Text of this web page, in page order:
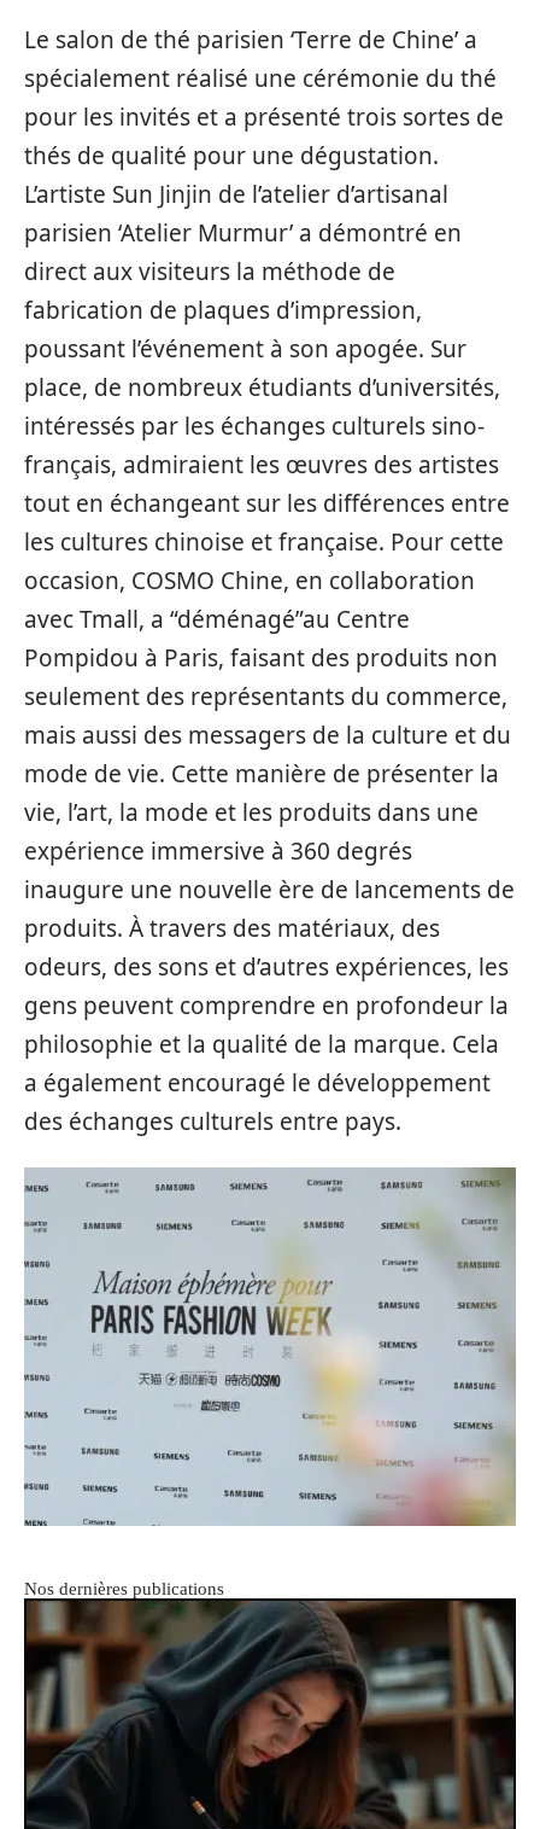
Le salon de thé parisien ‘Terre de Chine’ a
spécialement réalisé une cérémonie du thé
pour les invités et a présenté trois sortes de
thés de qualité pour une dégustation.
L’artiste Sun Jinjin de l’atelier d’artisanal
parisien ‘Atelier Murmur’ a démontré en
direct aux visiteurs la méthode de
fabrication de plaques d’impression,
poussant l’événement à son apogée. Sur
place, de nombreux étudiants d’universités,
intéressés par les échanges culturels sino-
français, admiraient les œuvres des artistes
tout en échangeant sur les différences entre
les cultures chinoise et française. Pour cette
occasion, COSMO Chine, en collaboration
avec Tmall, a “déménagé”au Centre
Pompidou à Paris, faisant des produits non
seulement des représentants du commerce,
mais aussi des messagers de la culture et du
mode de vie. Cette manière de présenter la
vie, l’art, la mode et les produits dans une
expérience immersive à 360 degrés
inaugure une nouvelle ère de lancements de
produits. À travers des matériaux, des
odeurs, des sons et d’autres expériences, les
gens peuvent comprendre en profondeur la
philosophie et la qualité de la marque. Cela
a également encouragé le développement
des échanges culturels entre pays.
Nos dernières publications